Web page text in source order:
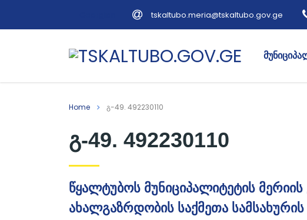
tskaltubo.meria@tskaltubo.gov.ge
Home გ-49. 492230110
გ-49. 492230110
წყალტუბოს მუნიციპალიტეტის
ახალგაზრდობის საქმეთა